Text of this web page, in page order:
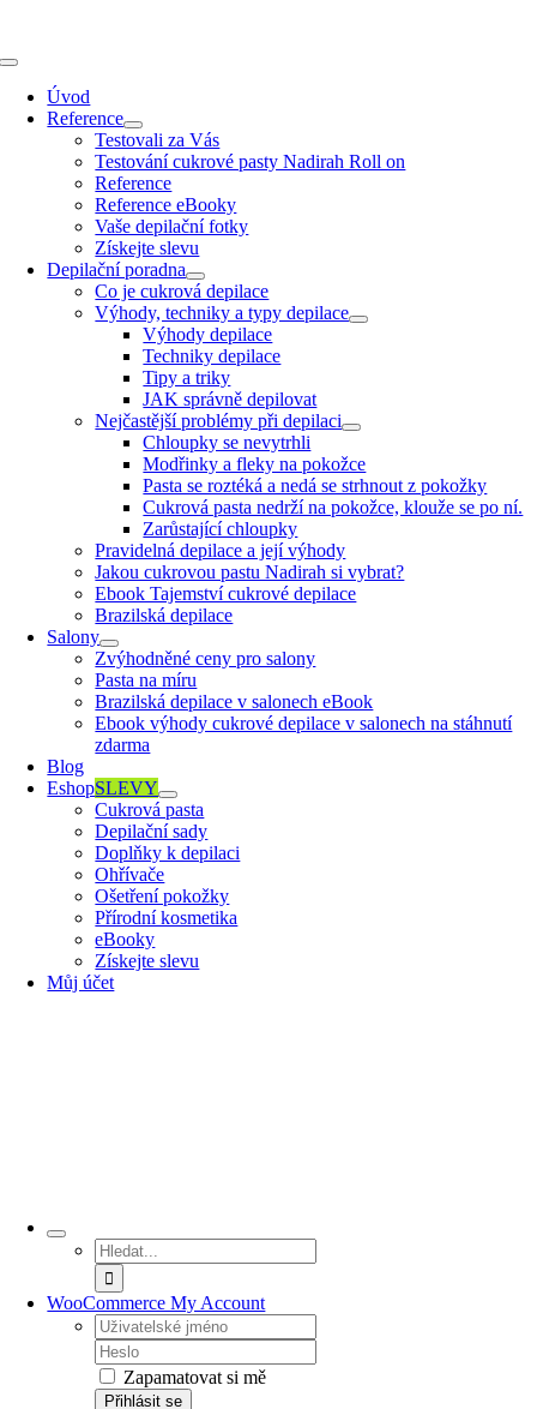
obsah
Toggle
Navigation
Úvod
Reference
Testovali za Vás
Testování cukrové pasty Nadirah Roll on
Reference
Reference eBooky
Vaše depilační fotky
Získejte slevu
Depilační poradna
Co je cukrová depilace
Výhody, techniky a typy depilace
Výhody depilace
Techniky depilace
Tipy a triky
JAK správně depilovat
Nejčastější problémy při depilaci
Chloupky se nevytrhli
Modřinky a fleky na pokožce
Pasta se roztéká a nedá se strhnout z pokožky
Cukrová pasta nedrží na pokožce, klouže se po ní.
Zarůstající chloupky
Pravidelná depilace a její výhody
Jakou cukrovou pastu Nadirah si vybrat?
Ebook Tajemství cukrové depilace
Brazilská depilace
Salony
Zvýhodněné ceny pro salony
Pasta na míru
Brazilská depilace v salonech eBook
Ebook výhody cukrové depilace v salonech na stáhnutí
zdarma
Blog
EshopSLEVY
Cukrová pasta
Depilační sady
Doplňky k depilaci
Ohřívače
Ošetření pokožky
Přírodní kosmetika
eBooky
Získejte slevu
Můj účet
Hledat:
WooCommerce My Account
Username:
Password:
Zapamatovat si mě